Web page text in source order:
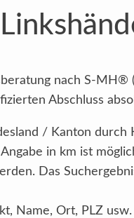
nach S-
Abschluss
/ Kanton
in km ist
Das
Name, Ort, PLZ